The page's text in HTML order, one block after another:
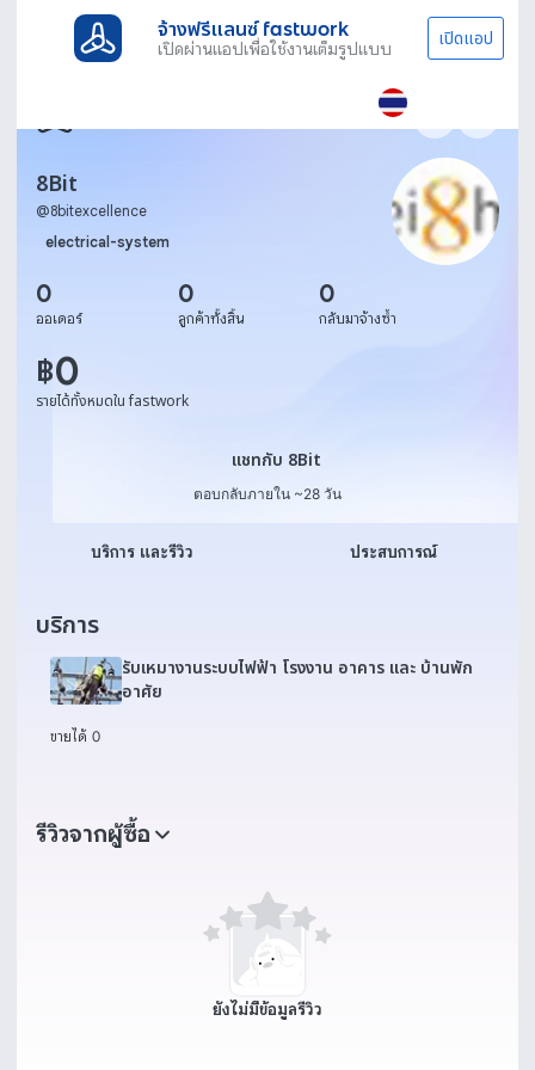
จ้างฟรีแลนซ์ fastwork
เปิดผ่านแอปเพื่อใช้งานเต็มรูปแบบ เปิดแอป
8Bit
@8bitexcellence
electrical-system
0
ออเดอร์
0
ลูกค้าทั้งสิ้น
0
กลับมาจ้างซ้ำ
฿0
รายได้ทั้งหมดใน fastwork
แชทกับ 8Bit
ตอบกลับภายใน ~28 วัน
บริการ และรีวิว ประสบการณ์
บริการ
รับเหมางานระบบไฟฟ้า โรงงาน อาคาร และ บ้านพัก
อาศัย
ขายได้ 0
รีวิวจากผู้ซื้อ
ยังไม่มีข้อมูลรีวิว